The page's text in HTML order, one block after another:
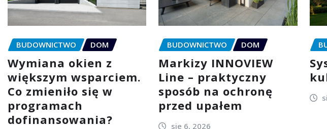
BUDOWNICTWO DOM
Wymiana okien z
większym wsparciem.
Co zmieniło się w
programach
dofinansowania?
BUDOWNICTWO DOM
Markizy INNOVIEW
Line – praktyczny
sposób na ochronę
przed upałem
sie 6, 2026